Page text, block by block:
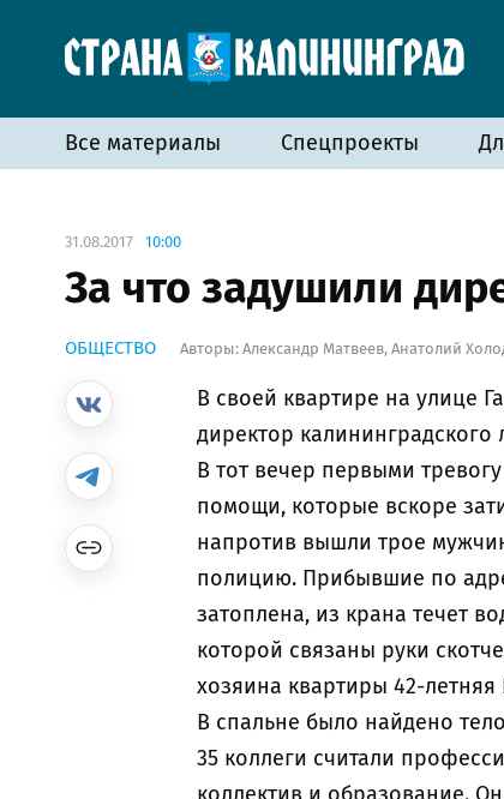
Все материалы Спецпроекты
31.08.2017 10:00
За что задушили
ОБЩЕСТВО Авторы: Александр Матвеев, Анатолий
В своей квартире на улице
директор
В тот вечер первыми
помощи, которые вскоре
напротив вышли трое
полицию. Прибывшие по
затоплена, из крана течет
которой связаны руки
хозяина квартиры 42-
В спальне было найдено
35 коллеги считали